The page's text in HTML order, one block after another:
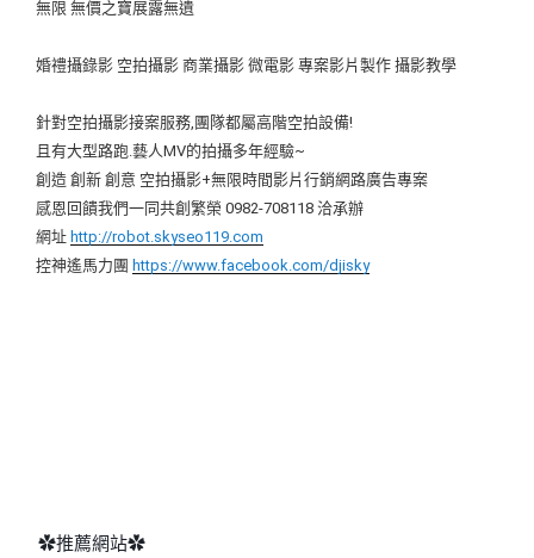
無限 無價之寶展露無遺
婚禮攝錄影 空拍攝影 商業攝影 微電影 專案影片製作 攝影教學
針對空拍攝影接案服務,團隊都屬高階空拍設備!
且有大型路跑.藝人MV的拍攝多年經驗~
創造 創新 創意 空拍攝影+無限時間影片行銷網路廣告專案
感恩回饋我們一同共創繁榮 0982-708118 洽承辦
網址 http://robot.skyseo119.com
控神遙馬力團 https://www.facebook.com/djisky
✿推薦網站✿